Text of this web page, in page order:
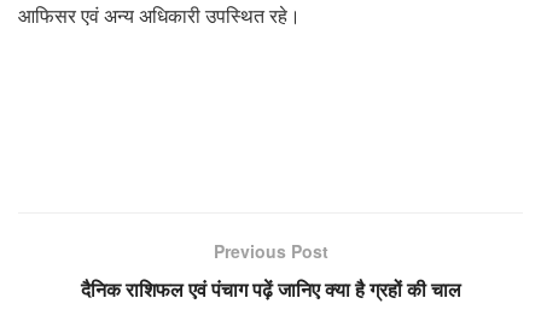
आफिसर एवं अन्य अधिकारी उपस्थित रहे।
Previous Post
दैनिक राशिफल एवं पंचाग पढ़ें जानिए क्या है ग्रहों की चाल